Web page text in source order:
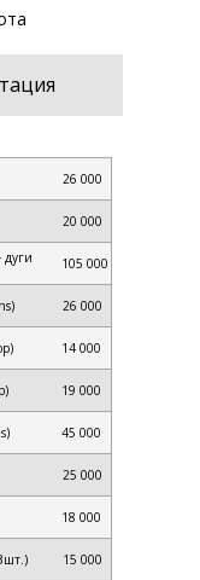
26 000
20 000
105 000
26 000
14 000
19 000
45 000
25 000
15 000
18 000
дуги